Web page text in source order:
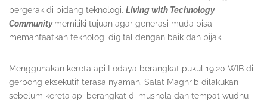
bergerak di bidang teknologi. Living with Technology
Communitymemiliki tujuan agar generasi muda bisa
memanfaatkan teknologi digital dengan baik dan bijak.
Menggunakan kereta api Lodaya berangkat pukul 19.20 WIB di
gerbong eksekutif terasa nyaman. Salat Maghrib dilakukan
sebelum kereta api berangkat di mushola dan tempat wudhu